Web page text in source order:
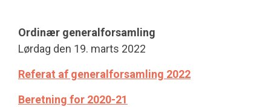
Ordinær generalforsamling
Lørdag den 19. marts 2022
Referat af generalforsamling 2022
Beretning for 2020-21